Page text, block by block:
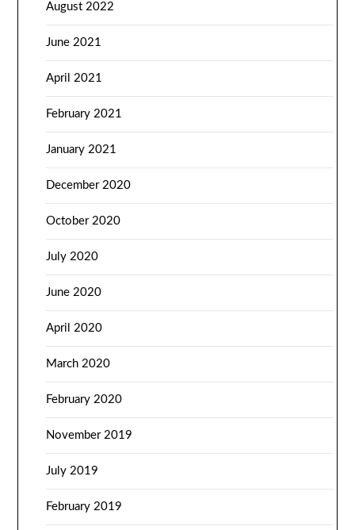
August 2022
June 2021
April 2021
February 2021
January 2021
December 2020
October 2020
July 2020
June 2020
April 2020
March 2020
February 2020
November 2019
July 2019
February 2019